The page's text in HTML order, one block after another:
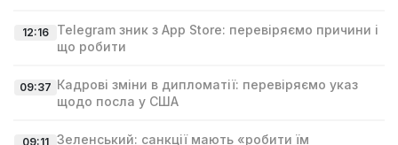
12:16
Telegram зник з App Store: перевіряємо причини і
що робити
09:37 Кадрові зміни в дипломатії: перевіряємо указ
щодо посла у США
09:11 Зеленський: санкції мають «робити їм